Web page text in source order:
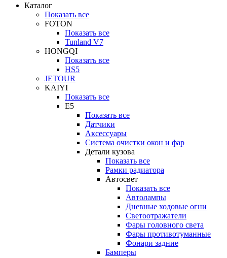
Каталог
Показать все
FOTON
Показать все
Tunland V7
HONGQI
Показать все
HS5
JETOUR
KAIYI
Показать все
E5
Показать все
Датчики
Аксессуары
Система очистки окон и фар
Детали кузова
Показать все
Рамки радиатора
Автосвет
Показать все
Автолампы
Дневные ходовые огни
Светоотражатели
Фары головного света
Фары противотуманные
Фонари задние
Бамперы